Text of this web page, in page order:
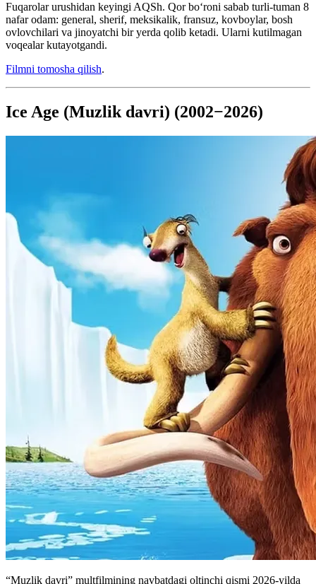
Fuqarolar urushidan keyingi AQSh. Qor bo‘roni sabab turli-tuman 8
nafar odam: general, sherif, meksikalik, fransuz, kovboylar, bosh
ovlovchilari va jinoyatchi bir yerda qolib ketadi. Ularni kutilmagan
voqealar kutayotgandi.
Filmni tomosha qilish.
Ice Age (Muzlik davri) (2002−2026)
“Muzlik davri” multfilmining navbatdagi oltinchi qismi 2026-yilda